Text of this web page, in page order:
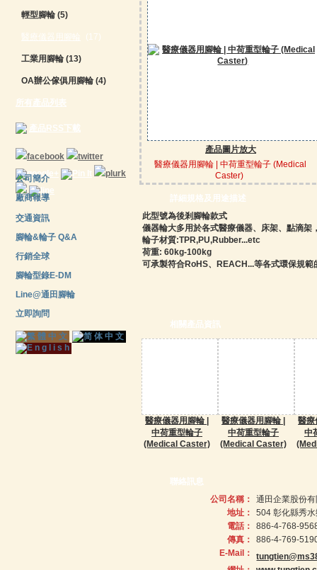
輕型腳輪 (5)
醫療儀器用腳輪 (17)
工業用腳輪 (13)
OA辦公傢俱用腳輪 (4)
所有產品列表
產品RSS下載
公司簡介
廠商報導
交通資訊
腳輪&輪子 Q&A
行銷全球
腳輪型錄E-DM
Line@通田腳輪
立即詢問
產品圖片放大
醫療儀器用腳輪 | 中荷重型輪子 (Medical
Caster)
詳細規格及用途描述
此型號為後剎腳輪款式
儀器輪大多用於各式醫療儀器、床架、點滴架
輪子材質:TPR,PU,Rubber...etc
荷重: 60kg-100kg
可承製符合RoHS、REACH...等各式環保規範
相關產品資訊
醫療儀器用腳輪 |
中荷重型輪子
(Medical Caster)
醫療儀器用腳輪 |
中荷重型輪子
(Medical Caster)
醫療
中
聯絡訊息
公司名稱：
通田企業股份
地址：
504 彰化縣秀
電話：
886-4-768-
傳真：
886-4-769-
E-Mail：